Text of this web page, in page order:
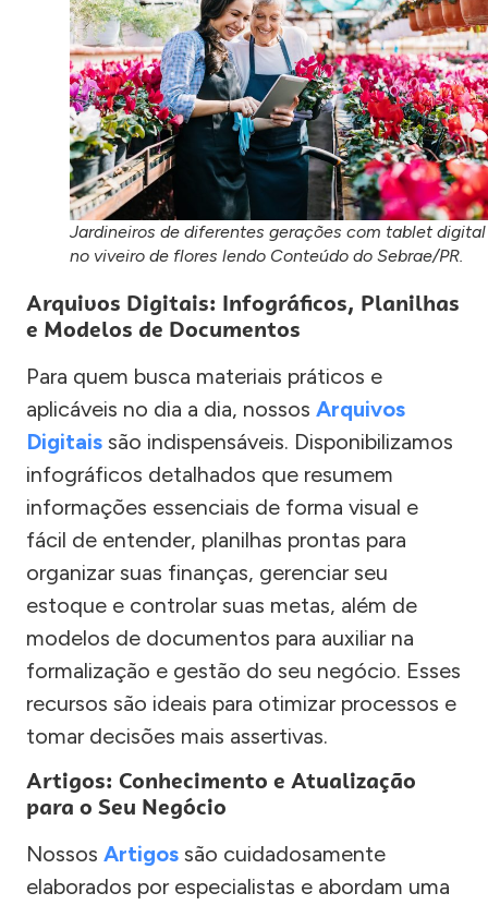
Jardineiros de diferentes gerações com tablet digital
no viveiro de flores lendo Conteúdo do Sebrae/PR.
Arquivos Digitais: Infográficos, Planilhas
e Modelos de Documentos
Para quem busca materiais práticos e
aplicáveis no dia a dia, nossos Arquivos
Digitais são indispensáveis. Disponibilizamos
infográficos detalhados que resumem
informações essenciais de forma visual e
fácil de entender, planilhas prontas para
organizar suas finanças, gerenciar seu
estoque e controlar suas metas, além de
modelos de documentos para auxiliar na
formalização e gestão do seu negócio. Esses
recursos são ideais para otimizar processos e
tomar decisões mais assertivas.
Artigos: Conhecimento e Atualização
para o Seu Negócio
Nossos Artigos são cuidadosamente
elaborados por especialistas e abordam uma